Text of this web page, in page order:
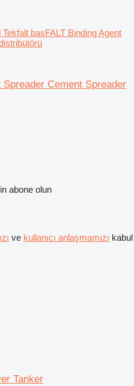
Tekfalt basFALT Binding Agent
Cement Spreader
abone olun
ve kullanıcı anlaşmamızı kabul
Tanker